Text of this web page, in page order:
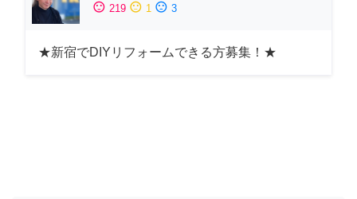
sentiment_satisfied 219 sentiment_neutral 1 sentiment_dissatisfied 3
★新宿でDIYリフォームできる方募集！★